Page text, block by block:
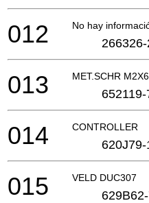
No hay
012 266326-
MET.SCHR
013 652119-
CONTROLLER
014 620J79-
VELD DUC307
015